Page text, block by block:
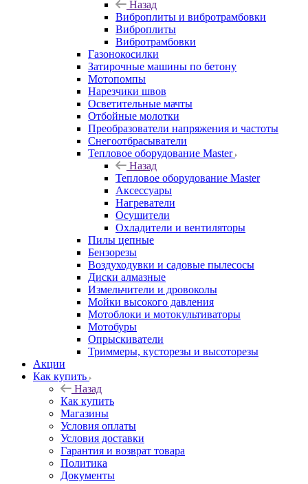
Назад
Виброплиты и вибротрамбовки
Виброплиты
Вибротрамбовки
Газонокосилки
Затирочные машины по бетону
Мотопомпы
Нарезчики швов
Осветительные мачты
Отбойные молотки
Преобразователи напряжения и частоты
Снегоотбрасыватели
Тепловое оборудование Master
Назад
Тепловое оборудование Master
Аксессуары
Нагреватели
Осушители
Охладители и вентиляторы
Пилы цепные
Бензорезы
Воздуходувки и садовые пылесосы
Диски алмазные
Измельчители и дровоколы
Мойки высокого давления
Мотоблоки и мотокультиваторы
Мотобуры
Опрыскиватели
Триммеры, кусторезы и высоторезы
Акции
Как купить
Назад
Как купить
Магазины
Условия оплаты
Условия доставки
Гарантия и возврат товара
Политика
Документы